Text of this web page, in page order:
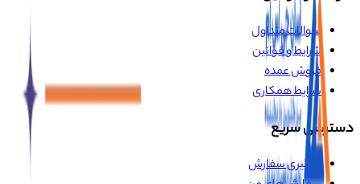
سوالات متداول
شرایط و قوانین
فروش عمده
شرایط همکاری
دسترسی سریع
پیگیری سفارش